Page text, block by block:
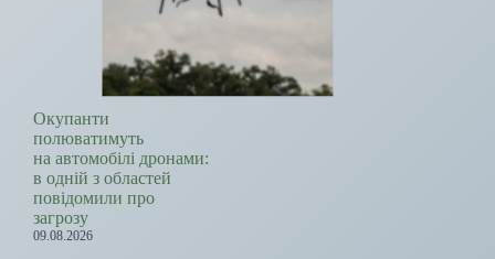
Окупанти
полюватимуть
на автомобілі дронами:
в одній з областей
повідомили про
загрозу
09.08.2026